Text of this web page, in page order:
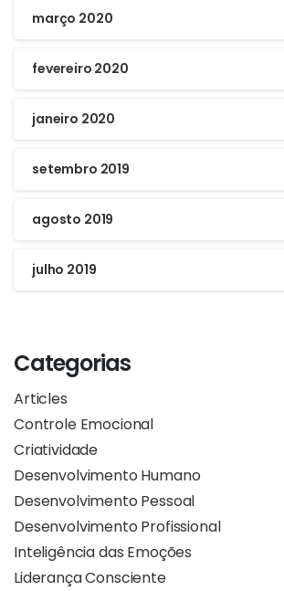
março 2020
fevereiro 2020
janeiro 2020
setembro 2019
agosto 2019
julho 2019
Categorias
Articles
Controle Emocional
Criatividade
Desenvolvimento Humano
Desenvolvimento Pessoal
Desenvolvimento Profissional
Inteligência das Emoções
Liderança Consciente